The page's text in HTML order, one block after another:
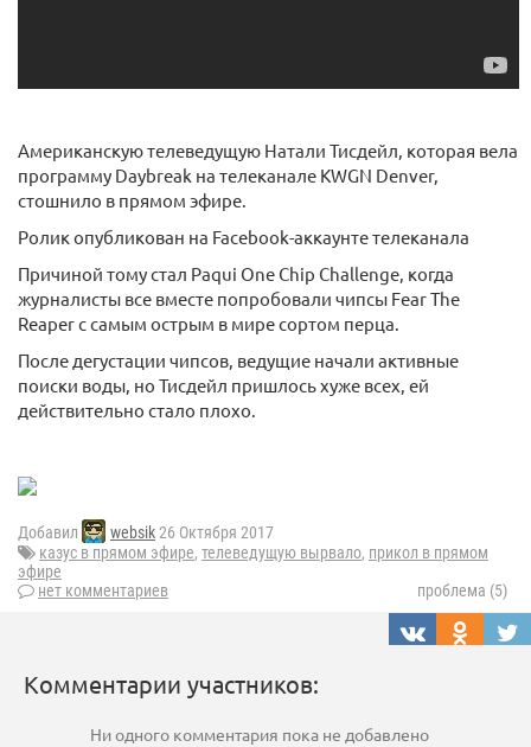
Американскую телеведущую Натали Тисдейл, которая вела
программу Daybreak на телеканале KWGN Denver,
стошнило в прямом эфире.
Ролик опубликован на Facebook-аккаунте телеканала
Причиной тому стал Paqui One Chip Challenge, когда
журналисты все вместе попробовали чипсы Fear The
Reaper с самым острым в мире сортом перца.
После дегустации чипсов, ведущие начали активные
поиски воды, но Тисдейл пришлось хуже всех, ей
действительно стало плохо.
Добавил websik26 Октября 2017
казус в прямом эфире, телеведущую вырвало, прикол в прямом
эфире
нет комментариев
проблема (5)
Комментарии участников:
Ни одного комментария пока не добавлено